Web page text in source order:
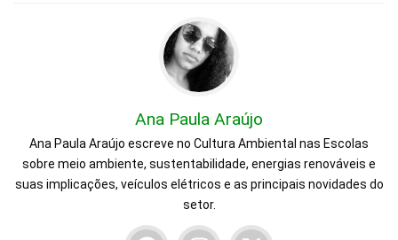
Ana Paula Araújo
Ana Paula Araújo escreve no Cultura Ambiental nas Escolas
sobre meio ambiente, sustentabilidade, energias renováveis e
suas implicações, veículos elétricos e as principais novidades do
setor.